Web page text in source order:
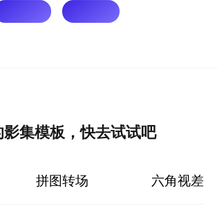
影集模板，快去试试吧
拼图转场 六角视差